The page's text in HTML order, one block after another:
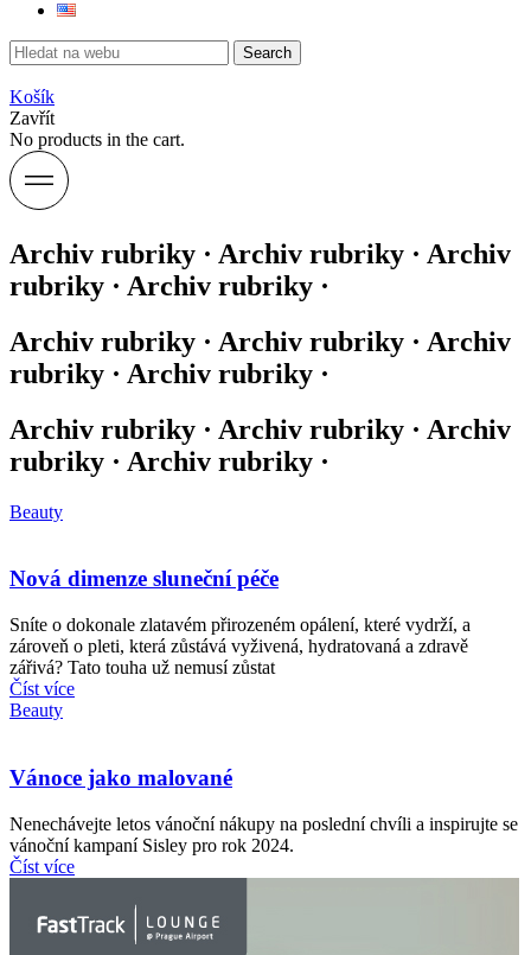
Search
Košík
Zavřít
No products in the cart.
Archiv rubriky · Archiv rubriky · Archiv
rubriky · Archiv rubriky ·
Archiv rubriky · Archiv rubriky · Archiv
rubriky · Archiv rubriky ·
Archiv rubriky · Archiv rubriky · Archiv
rubriky · Archiv rubriky ·
Beauty
Nová dimenze sluneční péče
Sníte o dokonale zlatavém přirozeném opálení, které vydrží, a
zároveň o pleti, která zůstává vyživená, hydratovaná a zdravě
zářivá? Tato touha už nemusí zůstat
Číst více
Beauty
Vánoce jako malované
Nenechávejte letos vánoční nákupy na poslední chvíli a inspirujte se
vánoční kampaní Sisley pro rok 2024.​
Číst více